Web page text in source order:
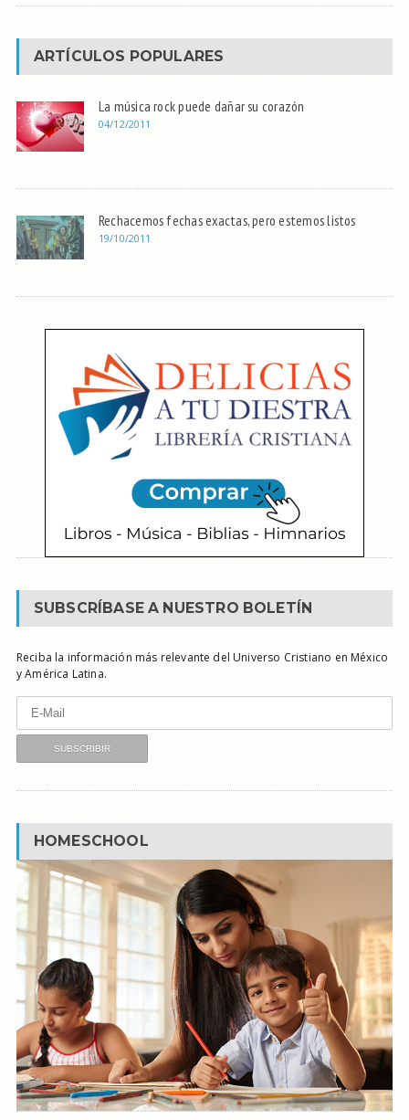
ARTÍCULOS POPULARES
La música rock puede dañar su corazón
04/12/2011
Rechacemos fechas exactas, pero estemos listos
19/10/2011
SUBSCRÍBASE A NUESTRO BOLETÍN
Reciba la información más relevante del Universo Cristiano en México
y América Latina.
HOMESCHOOL